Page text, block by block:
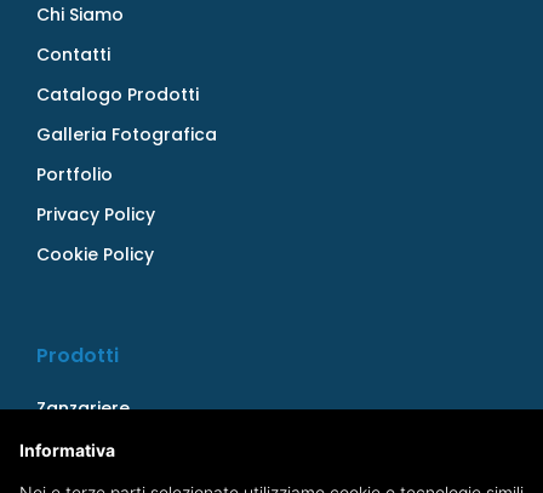
Chi Siamo
Contatti
Catalogo Prodotti
Galleria Fotografica
Portfolio
Privacy Policy
Cookie Policy
Prodotti
Zanzariere
Persiane
Serramenti
Informativa